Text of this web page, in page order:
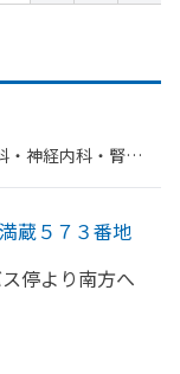
・​神経内科・​腎臓
蔵５７３番地
停より南方へ